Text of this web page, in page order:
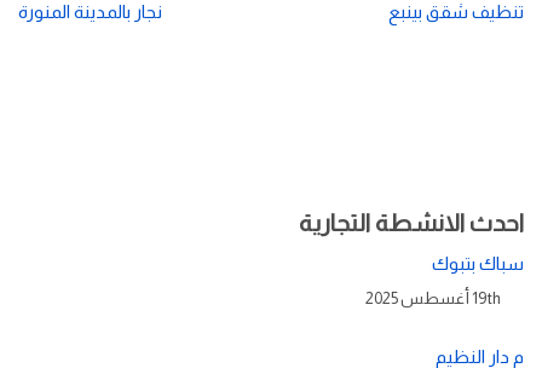
تنظيف شقق بينبع نجار بالمدينة المنورة
احدث الانشطة التجارية
سباك بتبوك
19th أغسطس 2025
م دار النظيم